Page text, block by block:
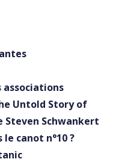
associations
Untold Story of
Steven Schwankert
canot n°10 ?